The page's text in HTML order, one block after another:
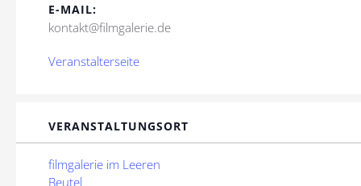
E-MAIL:
kontakt@filmgalerie.de
Veranstalterseite
VERANSTALTUNGSORT
filmgalerie im Leeren
Beutel